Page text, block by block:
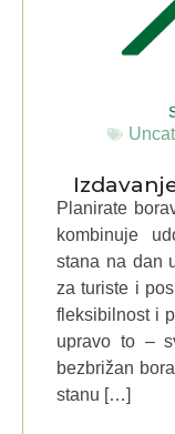
Planirate
kombinuje
stana na dan
za turiste i
fleksibilnost i
upravo to –
bezbrižan
stanu […]